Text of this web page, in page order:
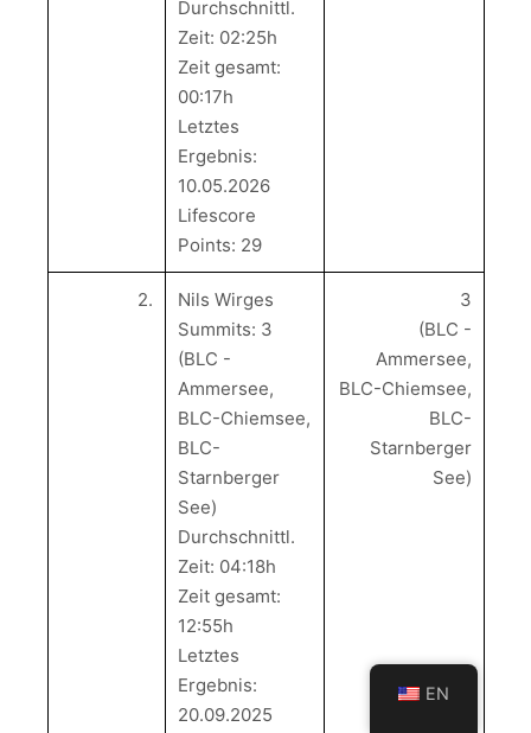
Durchschnittl.
Zeit: 02:25h
Zeit gesamt:
00:17h
Letztes
Ergebnis:
10.05.2026
Lifescore
Points: 29
2.
Nils Wirges
Summits: 3
(BLC -
Ammersee,
BLC-Chiemsee,
BLC-
Starnberger
See)
Durchschnittl.
Zeit: 04:18h
Zeit gesamt:
12:55h
Letztes
Ergebnis:
20.09.2025
3
(BLC -
Ammersee,
BLC-Chiemsee,
BLC-
Starnberger
See)
EN